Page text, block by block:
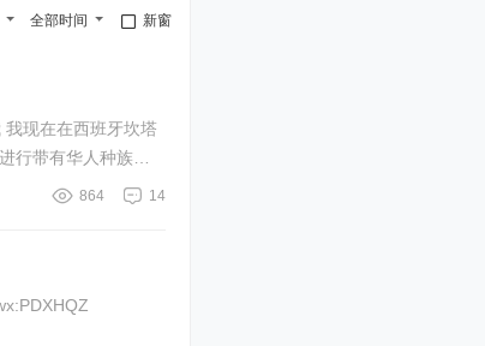
新窗
全部时间
现在在西班牙坎塔
14
864